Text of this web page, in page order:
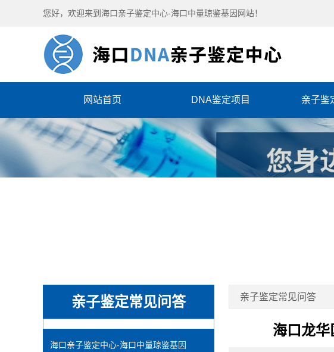
您好，欢迎来到海口亲子鉴定中心-海口中量琼鉴基因网站！
网站首页 DNA鉴定项目 亲子鉴
亲子鉴定常见问答
海口亲子鉴定中心-海口中量琼鉴基因
亲子鉴定常见问答
海口龙